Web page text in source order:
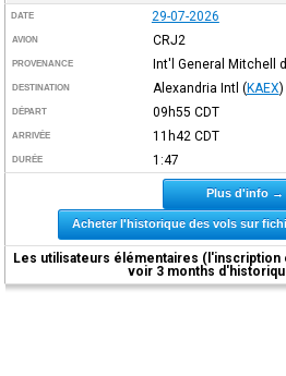
DATE 29-07-2026
AVION CRJ2
PROVENANCE Int'l General Mitchell
DESTINATION Alexandria Intl (KAEX)
DÉPART 09h55 CDT
ARRIVÉE 11h42 CDT
DURÉE 1:47
Plus d'info →
Acheter l'historique des vols sur
Les utilisateurs élémentaires (l'inscription
voir 3 months